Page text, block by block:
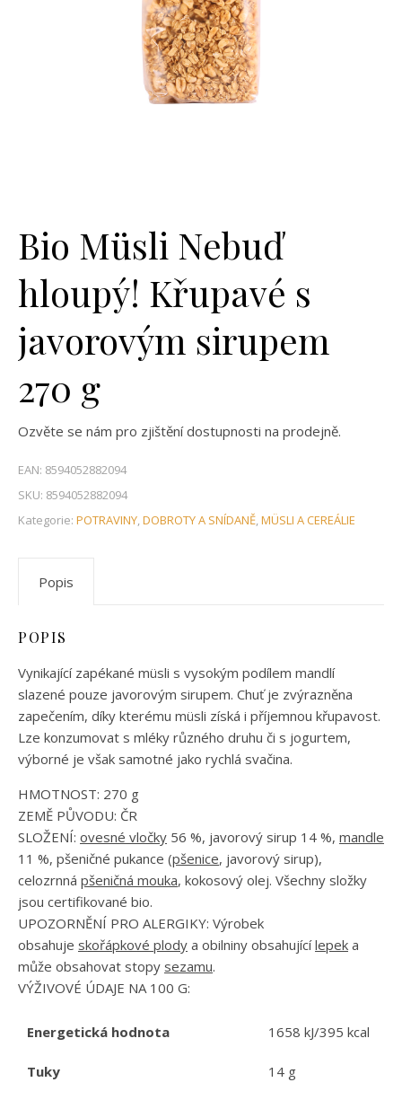
Bio Müsli Nebuď
hloupý! Křupavé s
javorovým sirupem
270 g
Ozvěte se nám pro zjištění dostupnosti na prodejně.
EAN: 8594052882094
SKU: 8594052882094
Kategorie: POTRAVINY,DOBROTY A SNÍDANĚ,MÜSLI A CEREÁLIE
Popis
POPIS
Vynikající zapékané müsli s vysokým podílem mandlí
slazené pouze javorovým sirupem. Chuť je zvýrazněna
zapečením, díky kterému müsli získá i příjemnou křupavost.
Lze konzumovat s mléky různého druhu či s jogurtem,
výborné je však samotné jako rychlá svačina.
HMOTNOST: 270 g
ZEMĚ PŮVODU: ČR
SLOŽENÍ: ovesné vločky 56 %, javorový sirup 14 %, mandle
11 %, pšeničné pukance (pšenice, javorový sirup),
celozrnná pšeničná mouka, kokosový olej. Všechny složky
jsou certifikované bio.
UPOZORNĚNÍ PRO ALERGIKY: Výrobek
obsahuje skořápkové plody a obilniny obsahujícílepek a
může obsahovat stopy sezamu.
VÝŽIVOVÉ ÚDAJE NA 100 G:
Energetická hodnota 1658 kJ/395 kcal
Tuky 14 g